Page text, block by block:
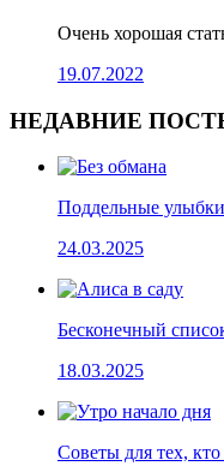
Очень хорошая
19.07.2022
НЕДАВНИЕ
Поддельные
24.03.2025
Бесконечный
18.03.2025
Cоветы для тех, кто